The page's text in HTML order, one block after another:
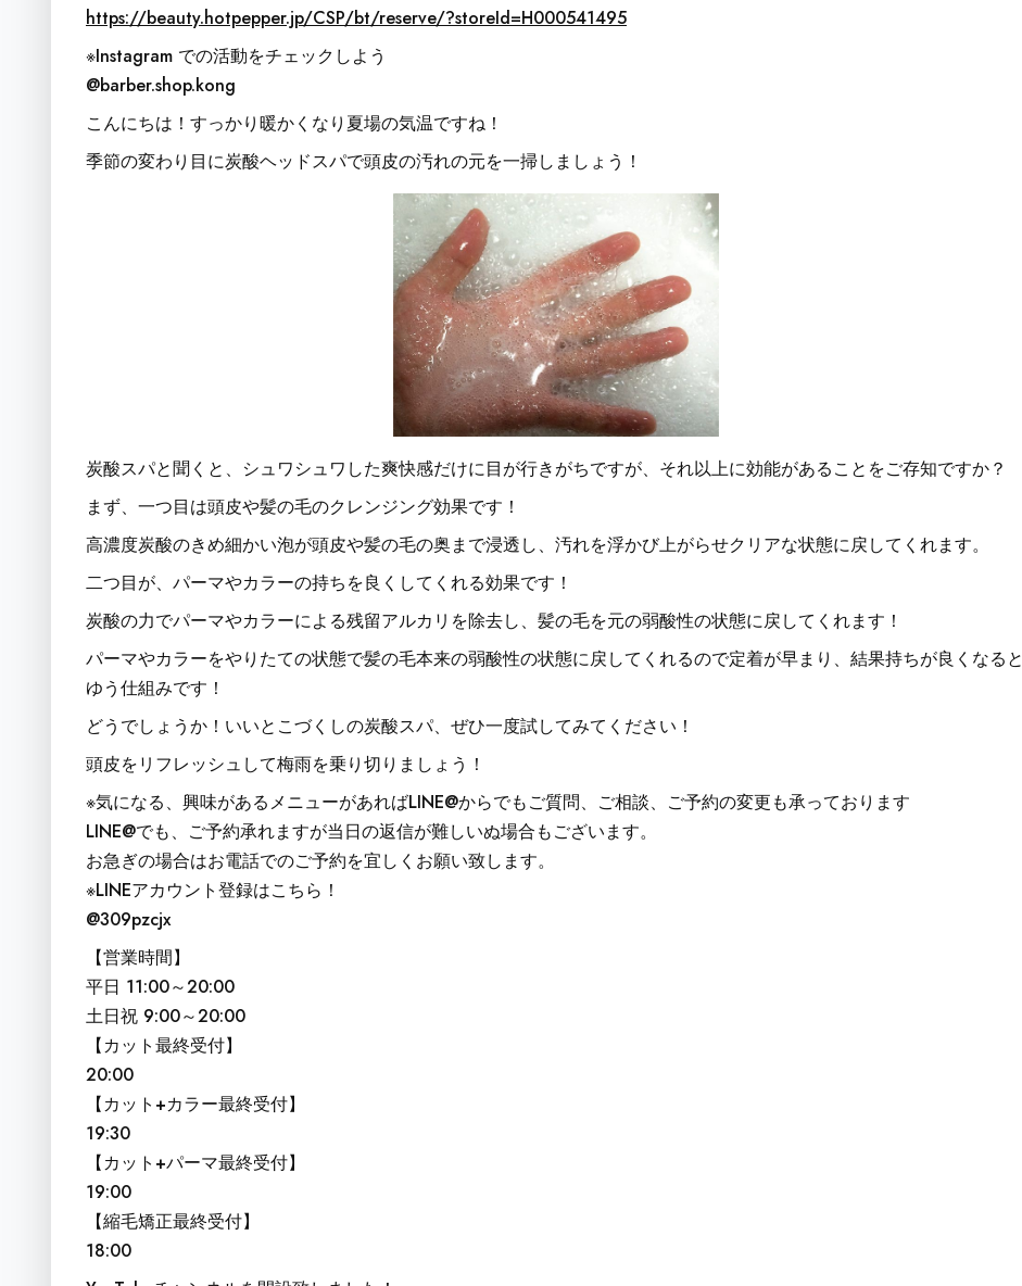
https://beauty.hotpepper.jp/CSP/bt/reserve/?storeId=H000541495
※Instagram での活動をチェックしよう
@barber.shop.kong
こんにちは！すっかり暖かくなり夏場の気温ですね！
季節の変わり目に炭酸ヘッドスパで頭皮の汚れの元を一掃しましょう！
炭酸スパと聞くと、シュワシュワした爽快感だけに目が行きがちですが、それ以上に効能があることをご存知ですか？
まず、一つ目は頭皮や髪の毛のクレンジング効果です！
高濃度炭酸のきめ細かい泡が頭皮や髪の毛の奥まで浸透し、汚れを浮かび上がらせクリアな状態に戻してくれます。
二つ目が、パーマやカラーの持ちを良くしてくれる効果です！
炭酸の力でパーマやカラーによる残留アルカリを除去し、髪の毛を元の弱酸性の状態に戻してくれます！
パーマやカラーをやりたての状態で髪の毛本来の弱酸性の状態に戻してくれるので定着が早まり、結果持ちが良くなると
ゆう仕組みです！
どうでしょうか！いいとこづくしの炭酸スパ、ぜひ一度試してみてください！
頭皮をリフレッシュして梅雨を乗り切りましょう！
※気になる、興味があるメニューがあればLINE@からでもご質問、ご相談、ご予約の変更も承っております
LINE@でも、ご予約承れますが当日の返信が難しいぬ場合もございます。
お急ぎの場合はお電話でのご予約を宜しくお願い致します。
※LINEアカウント登録はこちら！
@309pzcjx
【営業時間】
平日 11:00～20:00
土日祝 9:00～20:00
【カット最終受付】
20:00
【カット+カラー最終受付】
19:30
【カット+パーマ最終受付】
19:00
【縮毛矯正最終受付】
18:00